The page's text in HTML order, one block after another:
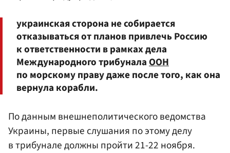
украинская сторона не собирается
отказываться от планов привлечь Россию
к ответственности в рамках дела
Международного трибуналаООН
по морскому праву даже после того, как она
вернула корабли.
По данным внешнеполитического ведомства
Украины, первые слушания по этому делу
в трибунале должны пройти 21-22 ноября.